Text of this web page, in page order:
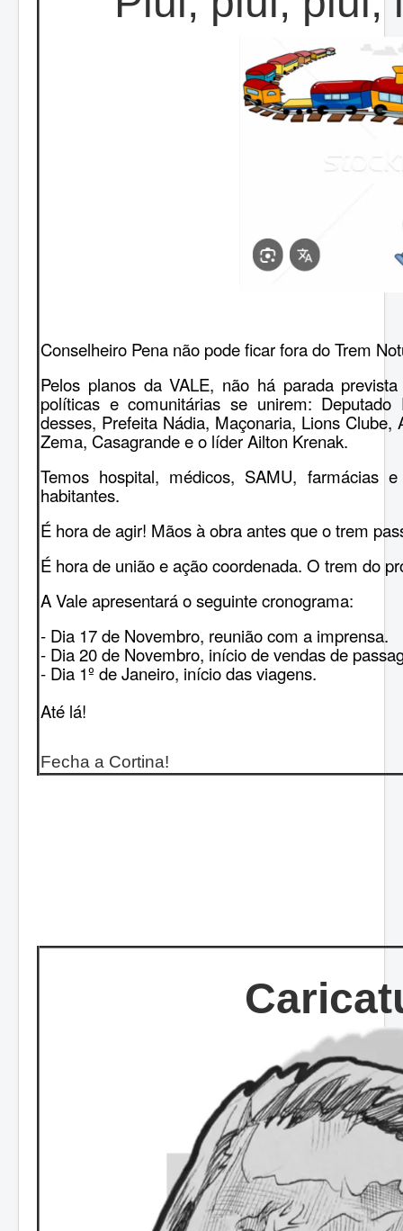
Conselheiro Pena não pode ficar fora do Trem
Pelos planos da VALE, não há parada
políticas e comunitárias se unirem:
desses, Prefeita Nádia, Maçonaria, Lions
Zema, Casagrande e o líder Ailton Krenak.
Temos hospital, médicos, SAMU,
habitantes.
É hora de agir! Mãos à obra antes que o trem
É hora de união e ação coordenada. O trem do
A Vale apresentará o seguinte cronograma:
- Dia 17 de Novembro, reunião com a imprensa.
- Dia 20 de Novembro, início de vendas de
- Dia 1º de Janeiro, início das viagens.
Até lá!
Fecha a Cortina!